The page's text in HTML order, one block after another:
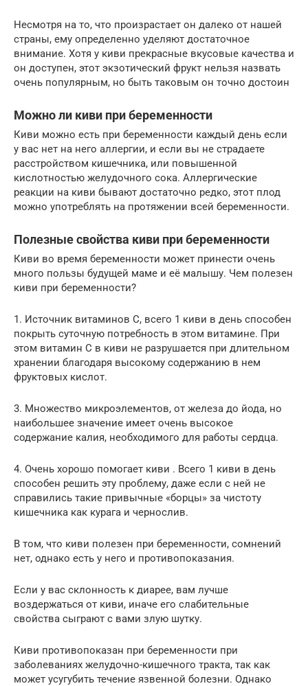
Несмотря на то, что произрастает он далеко от нашей
страны, ему определенно уделяют достаточное
внимание. Хотя у киви прекрасные вкусовые качества и
он доступен, этот экзотический фрукт нельзя назвать
очень популярным, но быть таковым он точно достоин
Можно ли киви при беременности
Киви можно есть при беременности каждый день если
у вас нет на него аллергии, и если вы не страдаете
расстройством кишечника, или повышенной
кислотностью желудочного сока. Аллергические
реакции на киви бывают достаточно редко, этот плод
можно употреблять на протяжении всей беременности.
Полезные свойства киви при беременности
Киви во время беременности может принести очень
много пользы будущей маме и её малышу. Чем полезен
киви при беременности?
1. Источник витаминов С, всего 1 киви в день способен
покрыть суточную потребность в этом витамине. При
этом витамин С в киви не разрушается при длительном
хранении благодаря высокому содержанию в нем
фруктовых кислот.
3. Множество микроэлементов, от железа до йода, но
наибольшее значение имеет очень высокое
содержание калия, необходимого для работы сердца.
4. Очень хорошо помогает киви . Всего 1 киви в день
способен решить эту проблему, даже если с ней не
справились такие привычные «борцы» за чистоту
кишечника как курага и чернослив.
В том, что киви полезен при беременности, сомнений
нет, однако есть у него и противопоказания.
Если у вас склонность к диарее, вам лучше
воздержаться от киви, иначе его слабительные
свойства сыграют с вами злую шутку.
Киви противопоказан при беременности при
заболеваниях желудочно-кишечного тракта, так как
может усугубить течение язвенной болезни. Однако